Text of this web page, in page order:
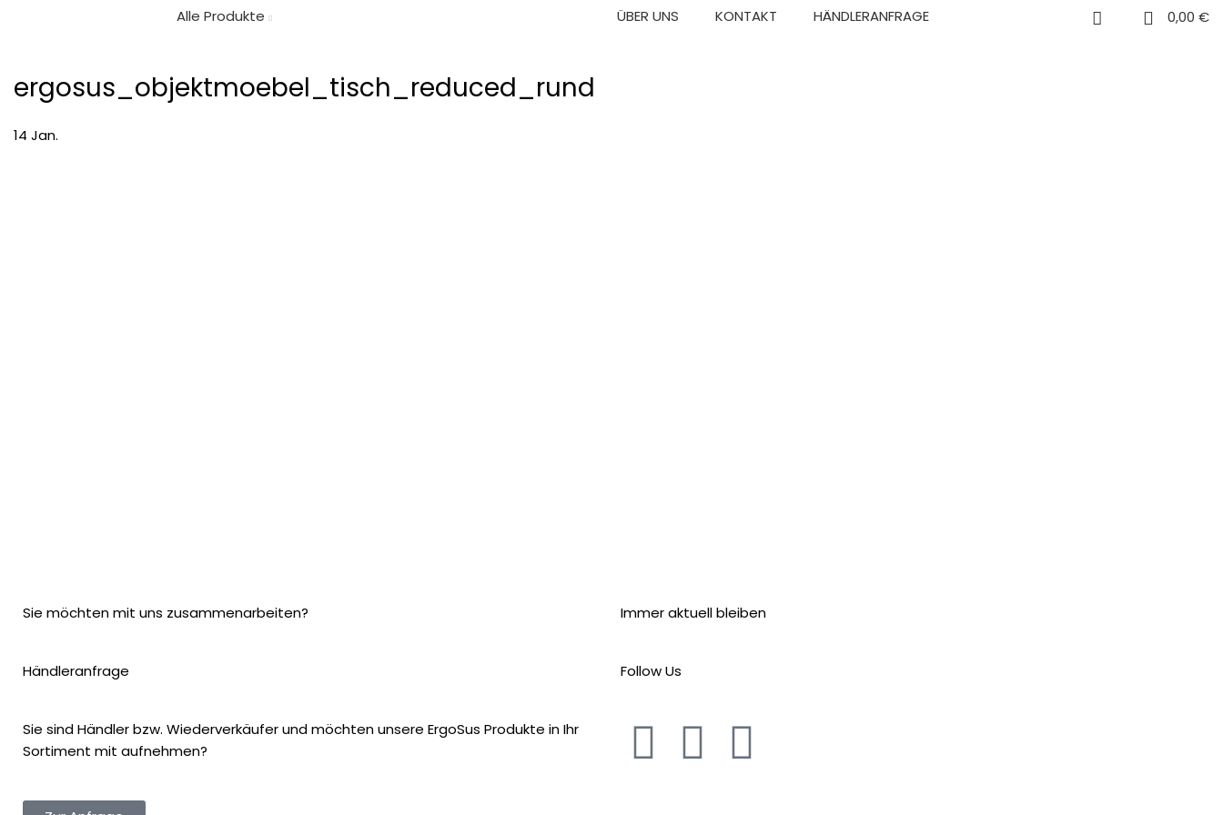
Alle Produkte ÜBER UNS KONTAKT HÄNDLERANFRAGE 0,00 €
ergosus_objektmoebel_tisch_reduced_rund
14 Jan.
Sie möchten mit uns zusammenarbeiten?
Händleranfrage
Sie sind Händler bzw. Wiederverkäufer und möchten unsere ErgoSus Produkte in Ihr
Sortiment mit aufnehmen?
Immer aktuell bleiben
Follow Us